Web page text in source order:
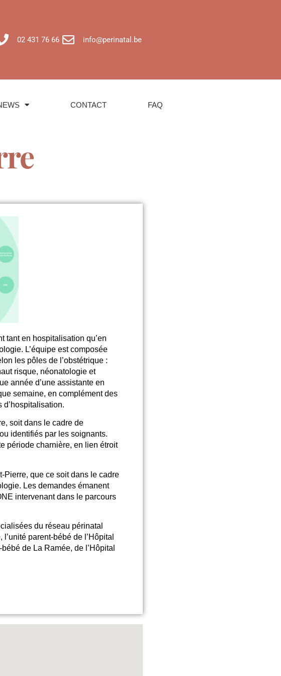
02 431 76 66 info@perinatal.be
CONTACT FAQ
tant en hospitalisation qu’en
. L’équipe est composée
les pôles de l’obstétrique :
risque, néonatologie et
année d’une assistante en
semaine, en complément des
soit dans le cadre de
identifiés par les soignants.
période charnière, en lien étroit
Pierre, que ce soit dans le cadre
Les demandes émanent
intervenant dans le parcours
du réseau périnatal
parent-bébé de l’Hôpital
de La Ramée, de l’Hôpital